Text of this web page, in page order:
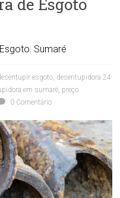
de Esgoto
Esgoto, Sumaré
esgoto, desentupidora 24
em sumaré, preço
0 Comentário